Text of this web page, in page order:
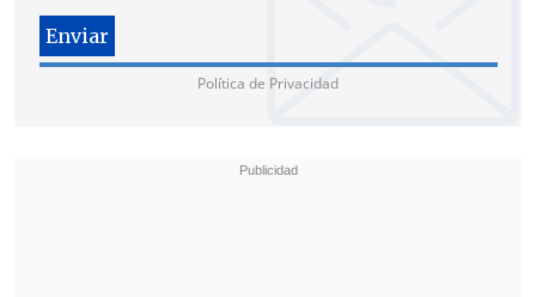
Política de Privacidad